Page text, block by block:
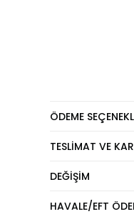
ÖDEME
TESLIMAT VE
DEĞIŞIM
HAVALE/EFT